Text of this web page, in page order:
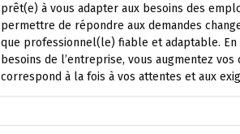
prêt(e) à vous adapter aux besoins des
permettre de répondre aux demandes
que professionnel(le) fiable et adaptable.
besoins de l’entreprise, vous augmentez
correspond à la fois à vos attentes et aux